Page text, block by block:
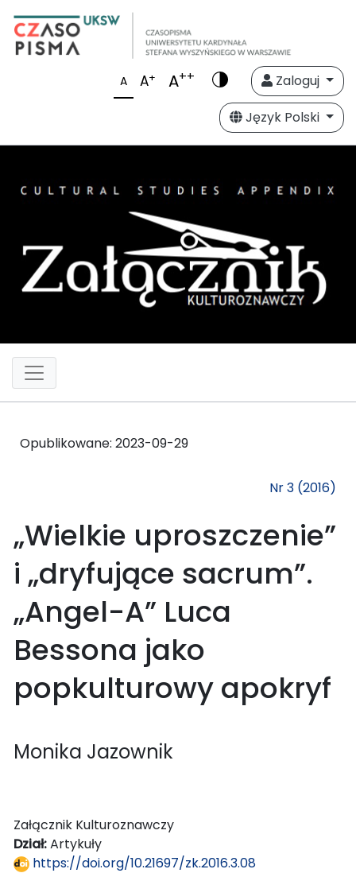
A A+ A++
Zaloguj
Język Polski
Opublikowane: 2023-09-29
Nr 3 (2016)
„Wielkie uproszczenie”
i „dryfujące sacrum”.
„Angel-A” Luca
Bessona jako
popkulturowy apokryf
Monika Jazownik
Załącznik Kulturoznawczy
Dział:Artykuły
https://doi.org/10.21697/zk.2016.3.08